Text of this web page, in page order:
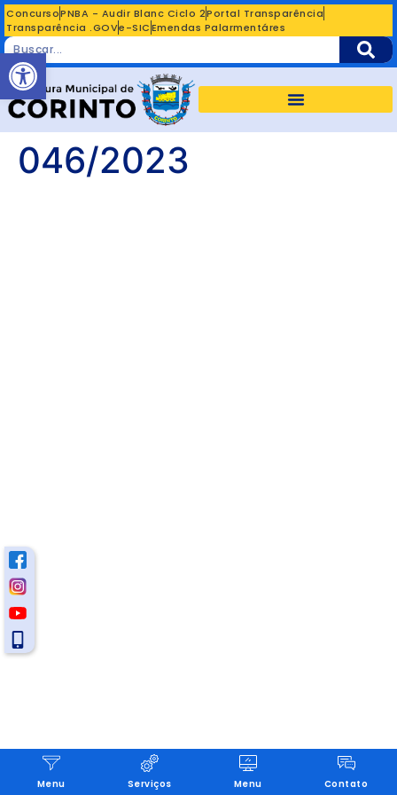
ConcursoPNBA - Audir Blanc Ciclo 2Portal Transparência
Transparência .GOVe-SICEmendas Palarmentáres
046/2023
Menu Serviços Menu Contato
Abrir a barra de ferramentas